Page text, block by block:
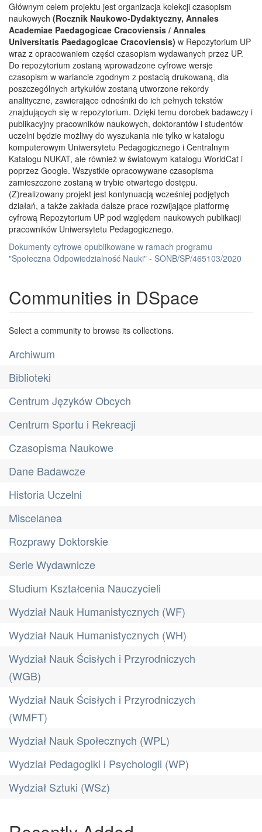
Głównym celem projektu jest organizacja kolekcji czasopism
naukowych (Rocznik Naukowo-Dydaktyczny, Annales
Academiae Paedagogicae Cracoviensis / Annales
Universitatis Paedagogicae Cracoviensis) w Repozytorium UP
wraz z opracowaniem części czasopism wydawanych przez UP.
Do repozytorium zostaną wprowadzone cyfrowe wersje
czasopism w wariancie zgodnym z postacią drukowaną, dla
poszczególnych artykułów zostaną utworzone rekordy
analityczne, zawierające odnośniki do ich pełnych tekstów
znajdujących się w repozytorium. Dzięki temu dorobek badawczy i
publikacyjny pracowników naukowych, doktorantów i studentów
uczelni będzie możliwy do wyszukania nie tylko w katalogu
komputerowym Uniwersytetu Pedagogicznego i Centralnym
Katalogu NUKAT, ale również w światowym katalogu WorldCat i
poprzez Google. Wszystkie opracowywane czasopisma
zamieszczone zostaną w trybie otwartego dostępu.
(Z)realizowany projekt jest kontynuacją wcześniej podjętych
działań, a także zakłada dalsze prace rozwijające platformę
cyfrową Repozytorium UP pod względem naukowych publikacji
pracowników Uniwersytetu Pedagogicznego.
Dokumenty cyfrowe opublikowane w ramach programu
"Społeczna Odpowiedzialność Nauki" - SONB/SP/465103/2020
Communities in DSpace
Select a community to browse its collections.
Archiwum
Biblioteki
Centrum Języków Obcych
Centrum Sportu i Rekreacji
Czasopisma Naukowe
Dane Badawcze
Historia Uczelni
Miscelanea
Rozprawy Doktorskie
Serie Wydawnicze
Studium Kształcenia Nauczycieli
Wydział Nauk Humanistycznych (WF)
Wydział Nauk Humanistycznych (WH)
Wydział Nauk Ścisłych i Przyrodniczych
(WGB)
Wydział Nauk Ścisłych i Przyrodniczych
(WMFT)
Wydział Nauk Społecznych (WPL)
Wydział Pedagogiki i Psychologii (WP)
Wydział Sztuki (WSz)